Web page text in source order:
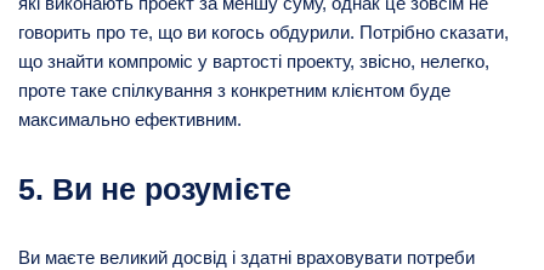
говорить про те, що ви когось обдурили. Потрібно сказати,
що знайти компроміс у вартості проекту, звісно, ​​нелегко,
проте таке спілкування з конкретним клієнтом буде
максимально ефективним.
5. Ви не розумієте
Ви маєте великий досвід і здатні враховувати потреби